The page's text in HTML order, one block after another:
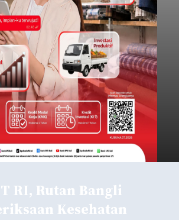
RI, Rutan Bangli
Kesehatan